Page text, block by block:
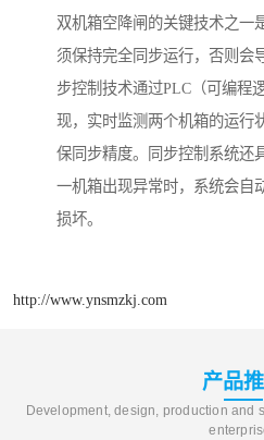
双机箱空降闸的关键技术之一
须保持完全同步运行，否则会
步控制技术通过PLC（可编程
现，实时监测两个机箱的运行
保同步精度。同步控制系统还
一机箱出现异常时，系统会自
损坏。
http://www.ynsmzkj.com
产品
Development, design, production and